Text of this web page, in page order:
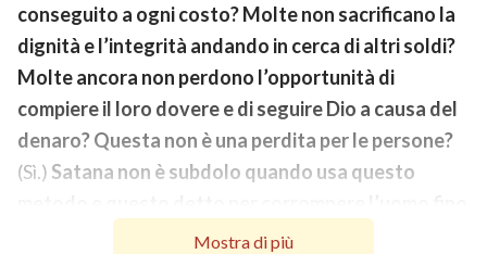
conseguito a ogni costo? Molte non sacrificano la
dignità e l’integrità andando in cerca di altri soldi?
Molte ancora non perdono l’opportunità di
compiere il loro dovere e di seguire Dio a causa del
denaro? Questa non è una perdita per le persone?
(Sì.) Satana non è subdolo quando usa questo
a questo punto? Non si tratta di un perfido
Mostra di più